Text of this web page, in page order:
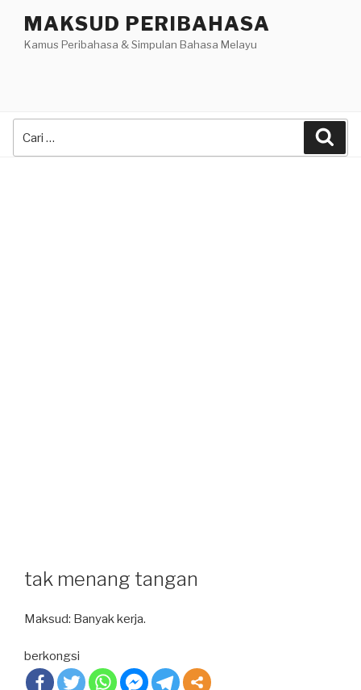
content
MAKSUD PERIBAHASA
Kamus Peribahasa & Simpulan Bahasa Melayu
tak menang tangan
Maksud: Banyak kerja.
berkongsi